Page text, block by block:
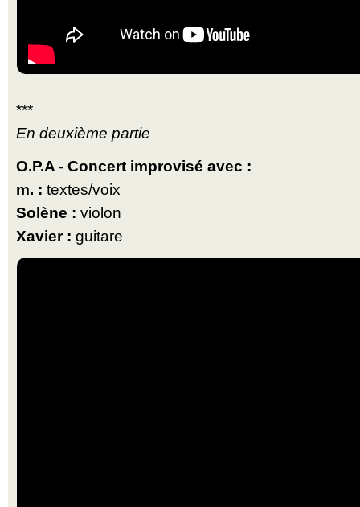
***
En deuxième partie
O.P.A - Concert improvisé avec :
m. : textes/voix
Solène : violon
Xavier : guitare